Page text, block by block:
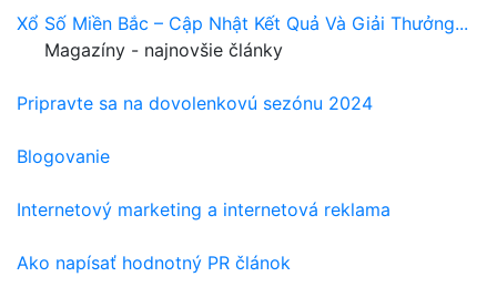
Xổ Số Miền Bắc – Cập Nhật Kết Quả Và Giải Thưởng...
Magazíny - najnovšie články
Pripravte sa na dovolenkovú sezónu 2024
Blogovanie
Internetový marketing a internetová reklama
Ako napísať hodnotný PR článok